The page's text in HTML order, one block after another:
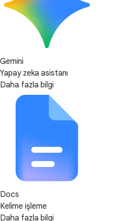
Gemini
Yapay zeka asistanı
Daha fazla bilgi
Docs
Kelime işleme
Daha fazla bilgi